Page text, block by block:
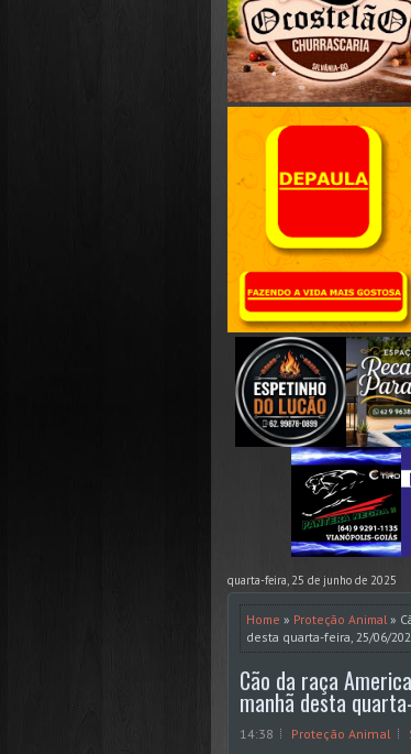
quarta-feira, 25 de junho de 2025
Home » Proteção Animal »
desta quarta-feira, 25/06/
Cão da raça
manhã desta
14:38 Proteção Animal